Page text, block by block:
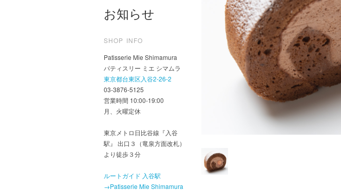
お知らせ
SHOP INFO
Patisserie Mie Shimamura
パティスリー ミエ シマムラ
東京都台東区入谷2-26-2
03-3876-5125
営業時間 10:00-19:00
月、火曜定休
東京メトロ日比谷線『入谷
駅』 出口３（竜泉方面改札）
より徒歩３分
ルートガイド 入谷駅
→Patisserie Mie Shimamura